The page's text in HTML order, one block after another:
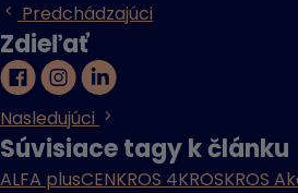
Predchádzajúci
Zdieľať
Nasledujúci
Súvisiace tagy k článku
ALFA plusCENKROS 4KROSKROS